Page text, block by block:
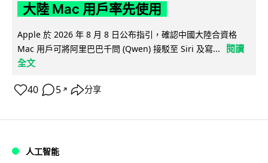
大陸 Mac 用戶率先使用
Apple 於 2026 年 8 月 8 日公布指引，確認中國大陸合資格
Mac 用戶可將阿里巴巴千問 (Qwen) 接駁至 Siri 及寫...
閱讀
全文
40 5 ↗ 分享
人工智能